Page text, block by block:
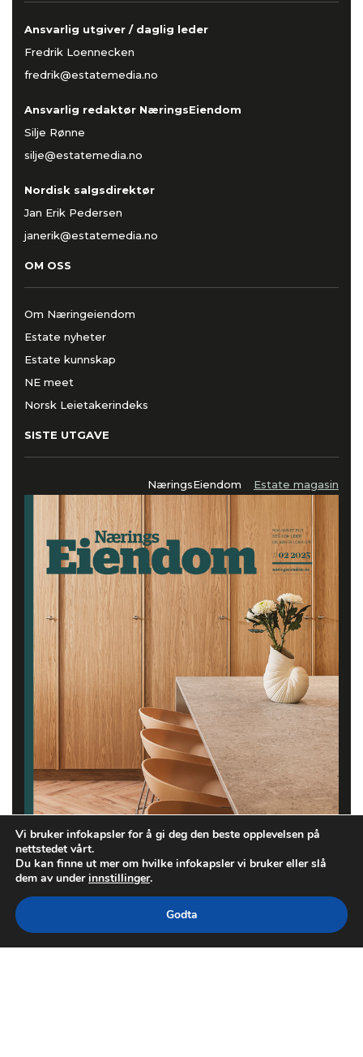
Ansvarlig utgiver / daglig leder
Fredrik Loennecken
fredrik@estatemedia.no
Ansvarlig redaktør NæringsEiendom
Silje Rønne
silje@estatemedia.no
Nordisk salgsdirektør
Jan Erik Pedersen
janerik@estatemedia.no
OM OSS
Om Næringeiendom
Estate nyheter
Estate kunnskap
NE meet
Norsk Leietakerindeks
SISTE UTGAVE
NæringsEiendom Estate magasin
Vi bruker infokapsler for å gi deg den beste opplevelsen på
nettstedet vårt.
Du kan finne ut mer om hvilke infokapsler vi bruker eller slå
dem av underinnstillinger.
Godta